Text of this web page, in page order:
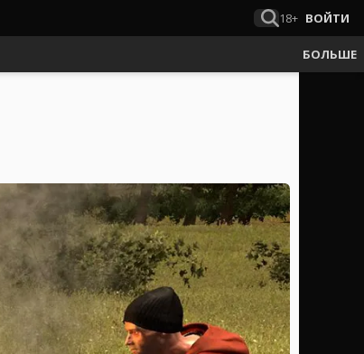
18+ ВОЙТИ
БОЛЬШЕ